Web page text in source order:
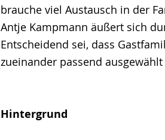
brauche viel Austausch in der
Antje Kampmann äußert sich
Entscheidend sei, dass
zueinander passend
Hintergrund